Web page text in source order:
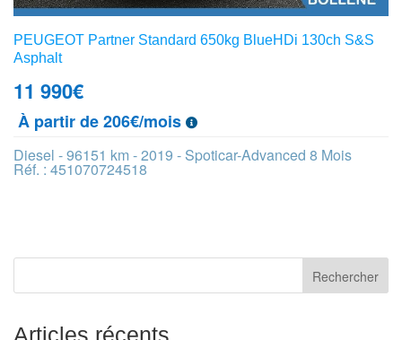
PEUGEOT Partner Standard 650kg BlueHDi 130ch S&S
Asphalt
11 990€
À partir de 206€/mois
Diesel - 96151 km - 2019 - Spoticar-Advanced 8 Mois
Réf. : 451070724518
Articles récents